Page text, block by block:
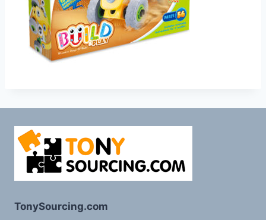
TonySourcing.com